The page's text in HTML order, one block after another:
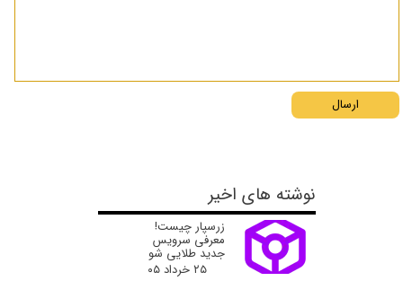
ارسال
نوشته های اخیر
زرسپار چیست!
معرفی سرویس
جدید طلایی شو
۲۵ خرداد ۰۵